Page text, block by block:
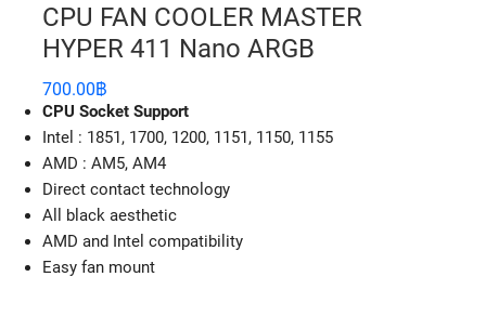
CPU FAN COOLER MASTER
HYPER 411 Nano ARGB
700.00฿
CPU Socket Support
Intel : 1851, 1700, 1200, 1151, 1150, 1155
AMD : AM5, AM4
Direct contact technology
All black aesthetic
AMD and Intel compatibility
Easy fan mount